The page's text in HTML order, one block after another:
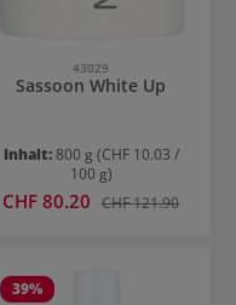
43029
Sassoon White Up
Inhalt:800 g (CHF 10.03 /
100 g)
Verkaufspreis:
CHF 80.20 Regulärer Preis:
CHF 121.90
39%